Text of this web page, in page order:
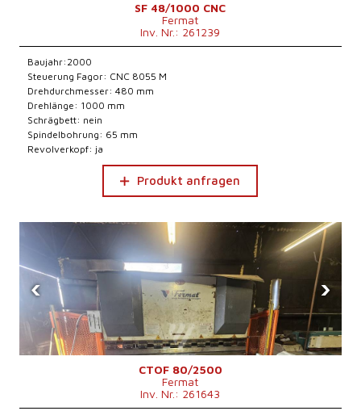
SF 48/1000 CNC
Fermat
Inv. Nr.: 261239
Baujahr:2000
Steuerung Fagor: CNC 8055 M
Drehdurchmesser: 480 mm
Drehlänge: 1000 mm
Schrägbett: nein
Spindelbohrung: 65 mm
Revolverkopf: ja
Produkt anfragen
‹ ›
CTOF 80/2500
Fermat
Inv. Nr.: 261643